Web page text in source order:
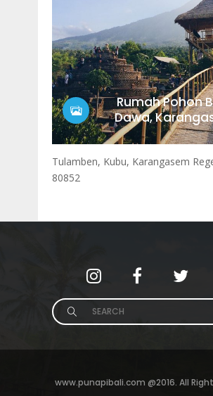
Rumah Pohon
Dawa,
Tulamben, Kubu, Karangasem
80852
Search
for:
www.punapibali.com @2016. All